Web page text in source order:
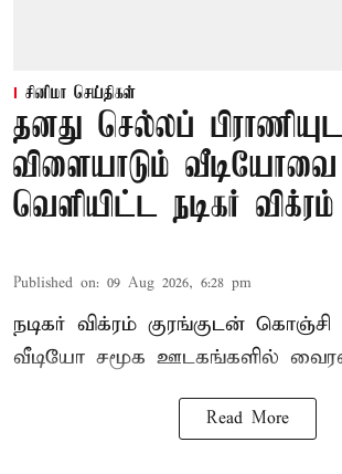
சினிமா செய்திகள்
தனது செல்லப்
விளையாடும் வீடியோவை
வெளியிட்ட நடிகர் விக்ரம்
Published on: 09 Aug 2026, 6:28 pm
நடிகர் விக்ரம் குரங்குடன் கொஞ்சி
வீடியோ சமூக ஊடகங்களில்
Read More